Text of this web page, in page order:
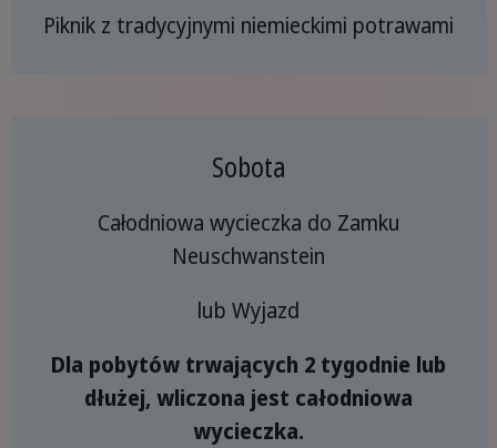
Piknik z tradycyjnymi niemieckimi potrawami
Sobota
Całodniowa wycieczka do Zamku
Neuschwanstein
lub Wyjazd
Dla pobytów trwających 2 tygodnie lub
dłużej, wliczona jest całodniowa
wycieczka.